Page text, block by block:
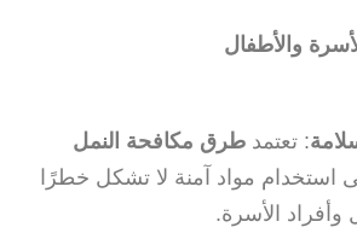
: تعتمد طرق مكافحة النمل
استخدام مواد آمنة لا تشكل خطرًا
الأسرة.